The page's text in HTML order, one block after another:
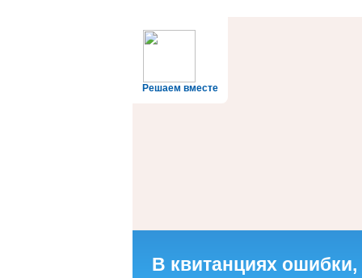
Решаем вместе
В квитанциях